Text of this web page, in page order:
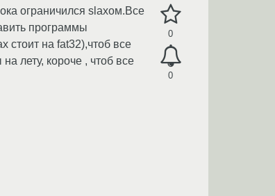
0
0
ограничился slaxом.Все
программы
стоит на fat32),чтоб все
лету, короче , чтоб все